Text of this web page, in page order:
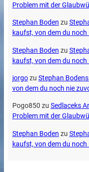
Problem mit der
Stephan Boden zu
kaufst, von dem du
Stephan Boden zu
kaufst, von dem du
jorgozu Stephan
von dem du noch nie
Pogo850 zu Sedlaceks
Problem mit der
Stephan Boden zu
kaufst, von dem du